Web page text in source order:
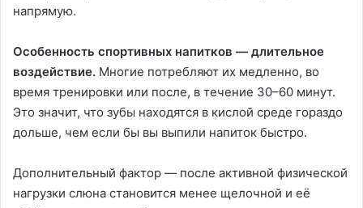
напрямую.
Особенность спортивных напитков — длительное
воздействие. Многие потребляют их медленно, во
время тренировки или после, в течение 30–60 минут.
Это значит, что зубы находятся в кислой среде гораздо
дольше, чем если бы вы выпили напиток быстро.
Дополнительный фактор — после активной физической
нагрузки слюна становится менее щелочной и её